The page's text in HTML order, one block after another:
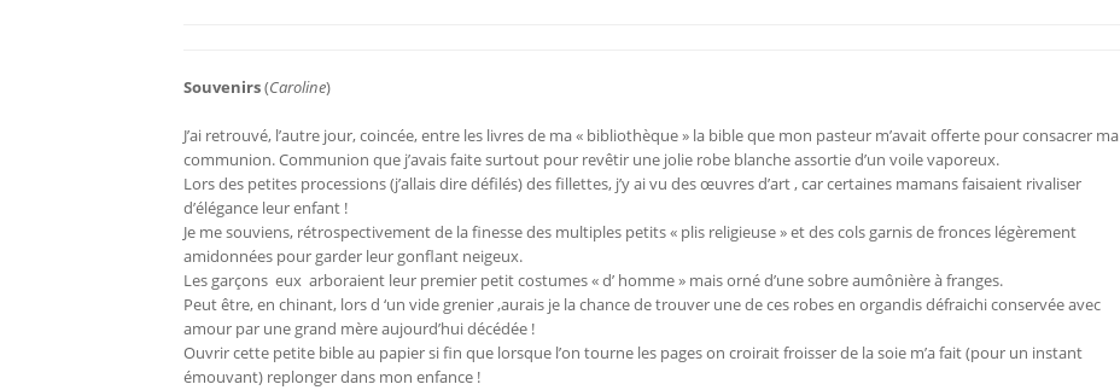
Souvenirs(Caroline)
J’ai retrouvé, l’autre jour, coincée, entre les livres de ma « bibliothèque » la bible que mon pasteur m’avait offerte pour consacrer ma
communion. Communion que j’avais faite surtout pour revêtir une jolie robe blanche assortie d’un voile vaporeux.
Lors des petites processions (j’allais dire défilés) des fillettes, j’y ai vu des œuvres d’art , car certaines mamans faisaient rivaliser
d’élégance leur enfant !
Je me souviens, rétrospectivement de la finesse des multiples petits « plis religieuse » et des cols garnis de fronces légèrement
amidonnées pour garder leur gonflant neigeux.
Les garçons eux arboraient leur premier petit costumes « d’ homme » mais orné d’une sobre aumônière à franges.
Peut être, en chinant, lors d ‘un vide grenier ,aurais je la chance de trouver une de ces robes en organdis défraichi conservée avec
amour par une grand mère aujourd’hui décédée !
Ouvrir cette petite bible au papier si fin que lorsque l’on tourne les pages on croirait froisser de la soie m’a fait (pour un instant
émouvant) replonger dans mon enfance !